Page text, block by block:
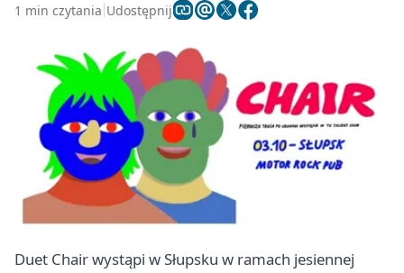
1 min czytania Udostępnij
Duet Chair wystąpi w Słupsku w ramach jesiennej